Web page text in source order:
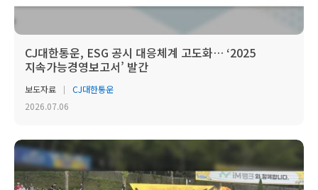
CJ대한통운, ESG 공시 대응체계 고도화… ‘2025
지속가능경영보고서’ 발간
보도자료
CJ대한통운
2026.07.06